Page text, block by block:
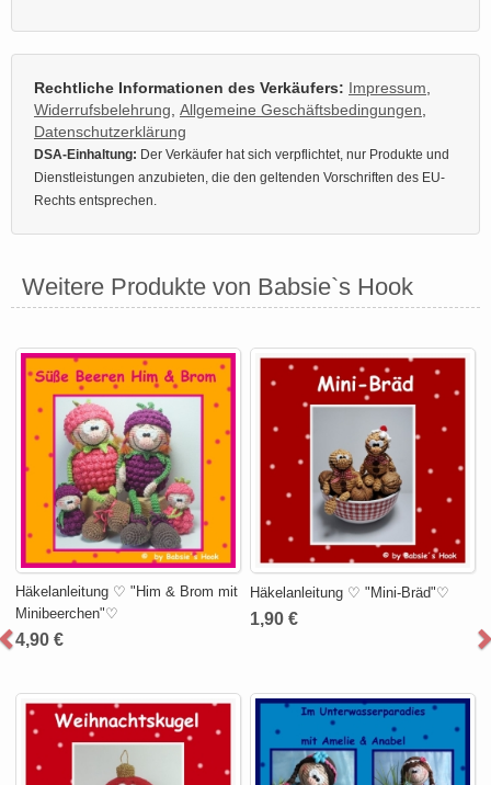
Rechtliche Informationen des Verkäufers: Impressum,
Widerrufsbelehrung, Allgemeine Geschäftsbedingungen,
Datenschutzerklärung
DSA-Einhaltung: Der Verkäufer hat sich verpflichtet, nur Produkte und
Dienstleistungen anzubieten, die den geltenden Vorschriften des EU-
Rechts entsprechen.
Weitere Produkte von Babsie`s Hook
Häkelanleitung ♡ "Him & Brom mit
Minibeerchen"♡
4,90 €
Häkelanleitung ♡ "Mini-Bräd"♡
1,90 €